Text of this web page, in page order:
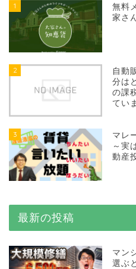
1
無料
家さ
2
自動
分は
の課
てい
3
マレ
～実
動産
最新の投稿
マン
選ぶ